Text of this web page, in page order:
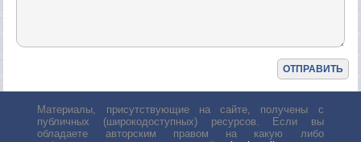
Материалы, присутствующие на сайте, получены с
публичных (широкодоступных) ресурсов. Если вы
обладаете авторским правом на какую либо